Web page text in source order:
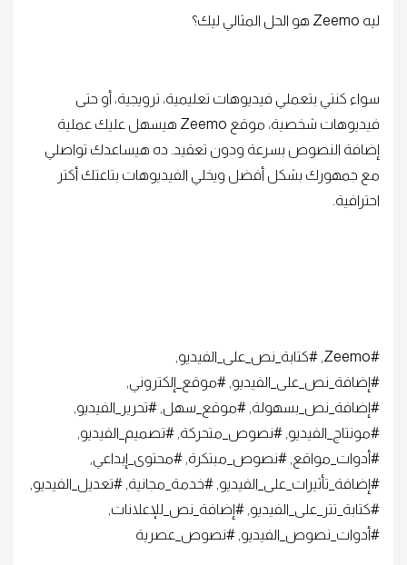
ليه Zeemo هو الحل المثالي ليك؟
سواء كنتي بتعملي فيديوهات تعليمية، ترويجية، أو حتى
فيديوهات شخصية، موقع Zeemo هيسهل عليك عملية
إضافة النصوص بسرعة ودون تعقيد. ده هيساعدك تواصلي
مع جمهورك بشكل أفضل ويخلي الفيديوهات بتاعتك أكتر
احترافية.
#Zeemo, #كتابة_نص_على_الفيديو,
#إضافة_نص_على_الفيديو, #موقع_إلكتروني,
#إضافة_نص_بسهولة, #موقع_سهل, #تحرير_الفيديو,
#مونتاج_الفيديو, #نصوص_متحركة, #تصميم_الفيديو,
#أدوات_مواقع, #نصوص_مبتكرة, #محتوى_إبداعي,
#إضافة_تأثيرات_على_الفيديو, #خدمة_مجانية, #تعديل_الفيديو,
#كتابة_تتر_على_الفيديو, #إضافة_نص_للإعلانات,
#أدوات_نصوص_الفيديو, #نصوص_عصرية